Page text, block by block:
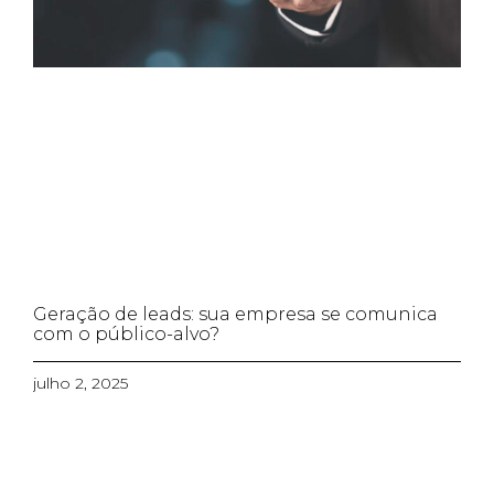
Geração de leads: sua empresa se comunica
com o público-alvo?
julho 2, 2025